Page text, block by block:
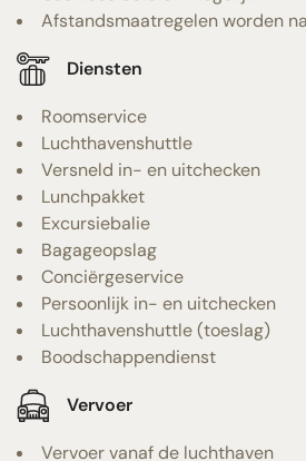
Afstandsmaatregelen worden
Diensten
Roomservice
Luchthavenshuttle
Versneld in- en uitchecken
Lunchpakket
Excursiebalie
Bagageopslag
Conciërgeservice
Persoonlijk in- en uitchecken
Luchthavenshuttle (toeslag)
Boodschappendienst
Vervoer
Vervoer vanaf de luchthaven